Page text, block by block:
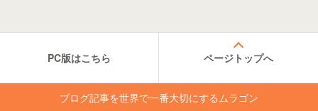
PC版はこちら ページトップへ
ブログ記事を世界で一番大切にするムラゴン